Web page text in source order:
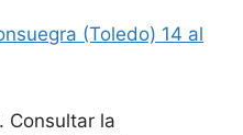
(Toledo) 14 al
Consultar la